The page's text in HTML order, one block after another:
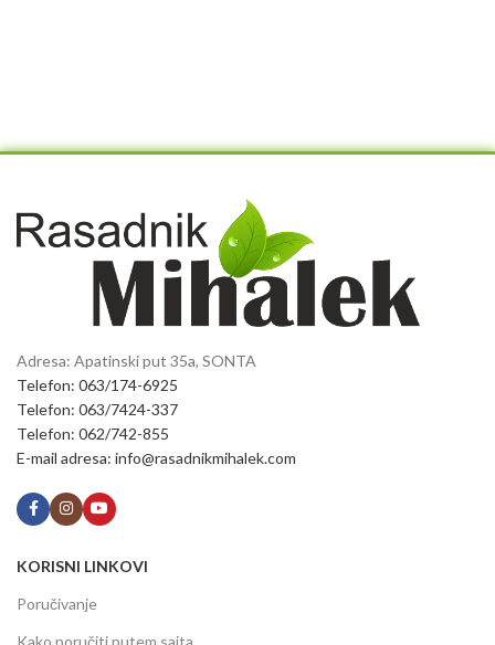
Adresa: Apatinski put 35a, SONTA
Telefon: 063/174-6925
Telefon: 063/7424-337
Telefon: 062/742-855
E-mail adresa: info@rasadnikmihalek.com
KORISNI LINKOVI
Poručivanje
Kako poručiti putem sajta